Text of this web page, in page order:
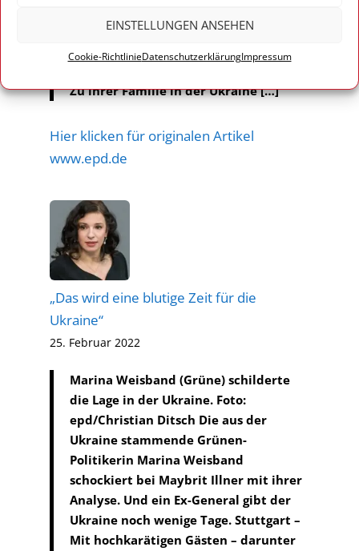
EINSTELLUNGEN ANSEHEN
Cookie-RichtlinieDatenschutzerklärungImpressum
könne eine weitere Eskalation
verhindert werden, sagte Weisband
Zu ihrer Familie in der Ukraine […]
Hier klicken für originalen Artikel
www.epd.de
„Das wird eine blutige Zeit für die
Ukraine“
25. Februar 2022
Marina Weisband (Grüne) schilderte
die Lage in der Ukraine. Foto:
epd/Christian Ditsch Die aus der
Ukraine stammende Grünen-
Politikerin Marina Weisband
schockiert bei Maybrit Illner mit ihrer
Analyse. Und ein Ex-General gibt der
Ukraine noch wenige Tage. Stuttgart –
Mit hochkarätigen Gästen – darunter